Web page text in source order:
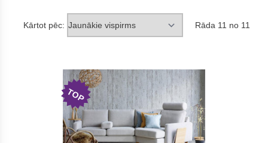
Kārtot pēc: Rāda 11 no 11
TOP